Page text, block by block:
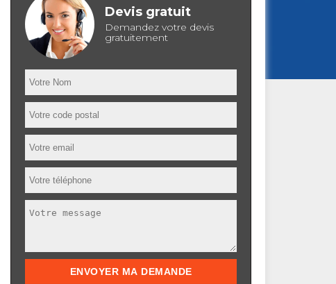
Devis gratuit
Demandez votre devis
gratuitement